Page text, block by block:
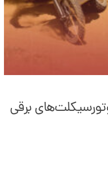
موتورسیکلت‌های برقی